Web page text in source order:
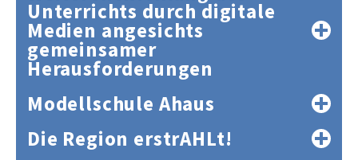
Unterrichts durch digitale
Medien angesichts
gemeinsamer
Herausforderungen
Modellschule Ahaus
Die Region erstrAHLt!